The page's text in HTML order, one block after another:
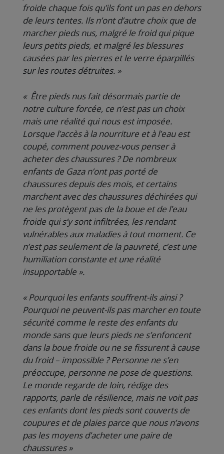
froide chaque fois qu’ils font un pas en dehors
de leurs tentes. Ils n’ont d’autre choix que de
marcher pieds nus, malgré le froid qui pique
leurs petits pieds, et malgré les blessures
causées par les pierres et le verre éparpillés
sur les routes détruites. »
« Être pieds nus fait désormais partie de
notre culture forcée, ce n’est pas un choix
mais une réalité qui nous est imposée.
Lorsque l’accès à la nourriture et à l’eau est
coupé, comment pouvez-vous penser à
acheter des chaussures ? De nombreux
enfants de Gaza n’ont pas porté de
chaussures depuis des mois, et certains
marchent avec des chaussures déchirées qui
ne les protègent pas de la boue et de l’eau
froide qui s’y sont infiltrées, les rendant
vulnérables aux maladies à tout moment. Ce
n’est pas seulement de la pauvreté, c’est une
humiliation constante et une réalité
insupportable ».
« Pourquoi les enfants souffrent-ils ainsi ?
Pourquoi ne peuvent-ils pas marcher en toute
sécurité comme le reste des enfants du
monde sans que leurs pieds ne s’enfoncent
dans la boue froide ou ne se fissurent à cause
du froid – impossible ? Personne ne s’en
préoccupe, personne ne pose de questions.
Le monde regarde de loin, rédige des
rapports, parle de résilience, mais ne voit pas
ces enfants dont les pieds sont couverts de
coupures et de plaies parce que nous n’avons
pas les moyens d’acheter une paire de
chaussures »